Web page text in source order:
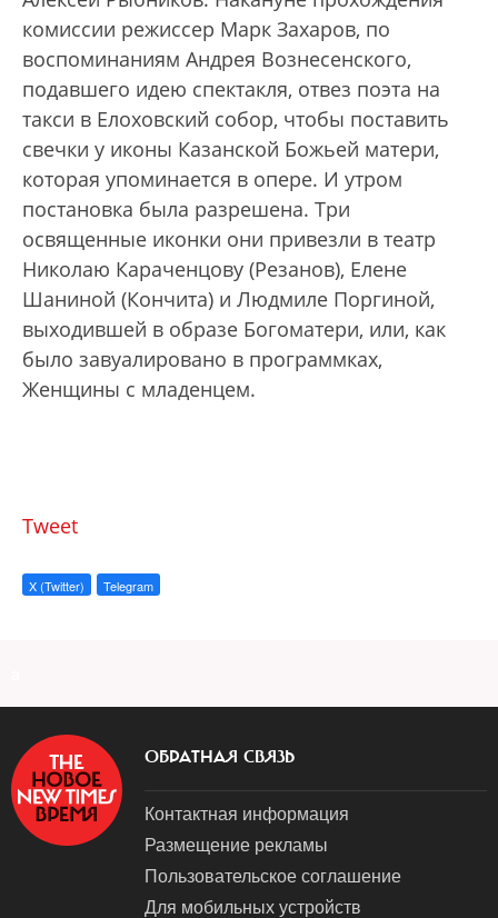
комиссии режиссер Марк Захаров, по
воспоминаниям Андрея Вознесенского,
подавшего идею спектакля, отвез поэта на
такси в Елоховский собор, чтобы поставить
свечки у иконы Казанской Божьей матери,
которая упоминается в опере. И утром
постановка была разрешена. Три
освященные иконки они привезли в театр
Николаю Караченцову (Резанов), Елене
Шаниной (Кончита) и Людмиле Поргиной,
выходившей в образе Богоматери, или, как
было завуалировано в программках,
Женщины с младенцем.
Tweet
X (Twitter) Telegram
ОБРАТНАЯ СВЯЗЬ
Контактная информация
Размещение рекламы
Пользовательское соглашение
Для мобильных устройств